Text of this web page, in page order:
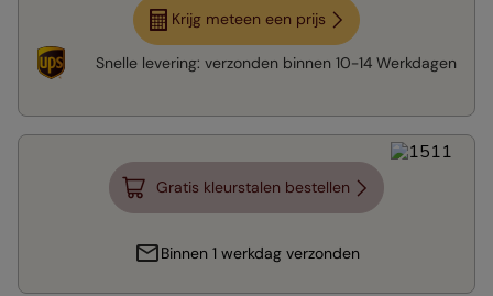
Krijg meteen een prijs
Snelle levering: verzonden binnen 10-14 Werkdagen
Gratis kleurstalen bestellen
Binnen 1 werkdag verzonden